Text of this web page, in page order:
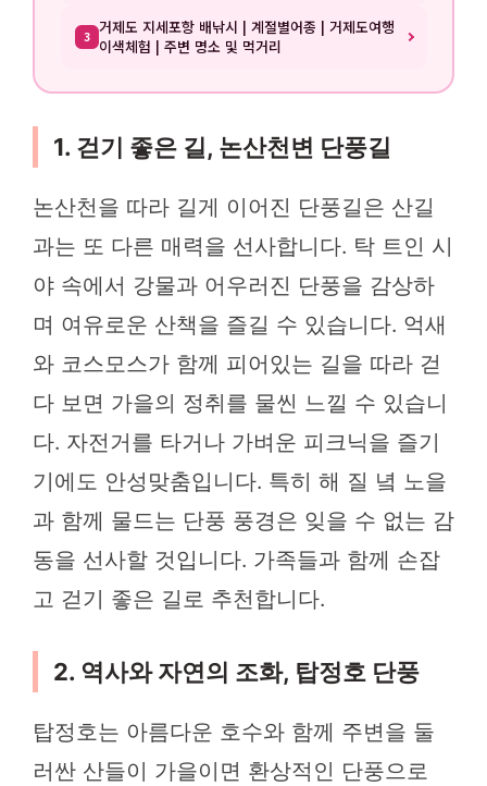
3 거제도 지세포항 배낚시 | 계절별어종 | 거제도여행
이색체험 | 주변 명소 및 먹거리
1. 걷기 좋은 길, 논산천변 단풍길
논산천을 따라 길게 이어진 단풍길은 산길
과는 또 다른 매력을 선사합니다. 탁 트인 시
야 속에서 강물과 어우러진 단풍을 감상하
며 여유로운 산책을 즐길 수 있습니다. 억새
와 코스모스가 함께 피어있는 길을 따라 걷
다 보면 가을의 정취를 물씬 느낄 수 있습니
다. 자전거를 타거나 가벼운 피크닉을 즐기
기에도 안성맞춤입니다. 특히 해 질 녘 노을
과 함께 물드는 단풍 풍경은 잊을 수 없는 감
동을 선사할 것입니다. 가족들과 함께 손잡
고 걷기 좋은 길로 추천합니다.
2. 역사와 자연의 조화, 탑정호 단풍
탑정호는 아름다운 호수와 함께 주변을 둘
러싼 산들이 가을이면 환상적인 단풍으로